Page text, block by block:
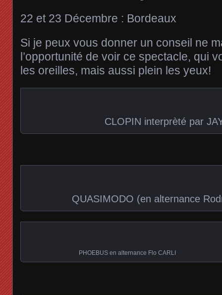
22 et 23 Décembre : Bordeaux
Si je peux vous donner un conseil ne
l’opportunité de voir ce spectacle, qui
les oreilles, mais aussi plein les yeux!
CLOPIN interprèté par
QUASIMODO (en alternance
PHOEBUS en alternance Flo CARLI